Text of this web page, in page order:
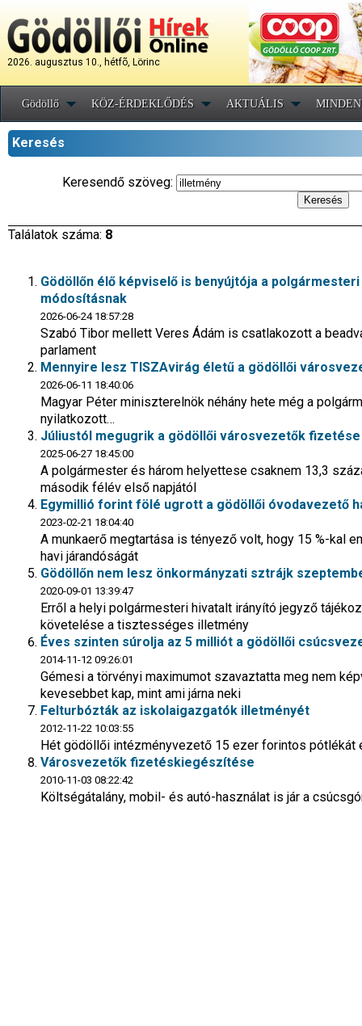
2026. augusztus 10., hétfõ, Lörinc
Gödöllő KÖZ-ÉRDEKLŐDÉS AKTUÁLIS
Keresés
Keresendő szöveg:
Találatok száma: 8
Gödöllőn élő képviselő is benyújtója a
módosításnak
2026-06-24 18:57:28
Szabó Tibor mellett Veres Ádám is csatlakozott a
parlament
Mennyire lesz TISZAvirág életű a gödöllői
2026-06-11 18:40:06
Magyar Péter miniszterelnök néhány hete még a
nyilatkozott…
Júliustól megugrik a gödöllői városvezetők fizetése
2025-06-27 18:45:00
A polgármester és három helyettese csaknem 13,3
második félév első napjától
Egymillió forint fölé ugrott a gödöllői óvodavezető
2023-02-21 18:04:40
A munkaerő megtartása is tényező volt, hogy 15 %-kal
havi járandóságát
Gödöllőn nem lesz önkormányzati sztrájk
2020-09-01 13:39:47
Erről a helyi polgármesteri hivatalt irányító jegyző
követelése a tisztességes illetmény
Éves szinten súrolja az 5 milliót a gödöllői
2014-11-12 09:26:01
Gémesi a törvényi maximumot szavaztatta meg nem
kevesebbet kap, mint ami járna neki
Felturbózták az iskolaigazgatók illetményét
2012-11-22 10:03:55
Hét gödöllői intézményvezető 15 ezer forintos pótlékát
Városvezetők fizetéskiegészítése
2010-11-03 08:22:42
Költségátalány, mobil- és autó-használat is jár a